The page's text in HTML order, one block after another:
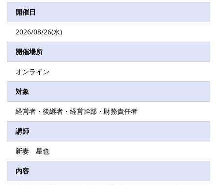
開催日
2026/08/26(水)
開催場所
オンライン
対象
経営者・後継者・経営幹部・財務責任者
講師
新妻 星也
内容